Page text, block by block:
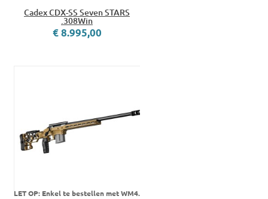
Cadex CDX-SS Seven STARS
.308Win
€ 8.995,00
LET OP: Enkel te bestellen met WM4.